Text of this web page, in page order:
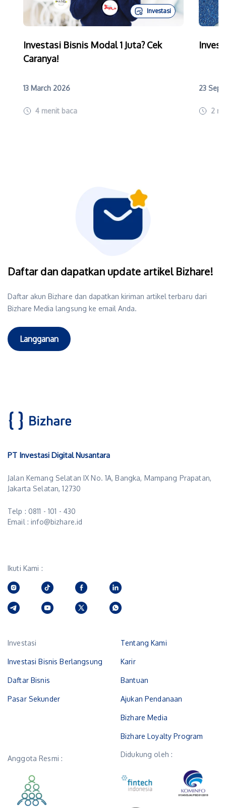
Investasi
Investasi Bisnis Modal 1 Juta? Cek
Caranya!
13 March 2026
4 menit baca
23
2
Daftar dan dapatkan update artikel Bizhare!
Daftar akun Bizhare dan dapatkan kiriman artikel terbaru dari
Bizhare Media langsung ke email Anda.
Langganan
PT Investasi Digital Nusantara
Jalan Kemang Selatan IX No. 1A, Bangka, Mampang Prapatan,
Jakarta Selatan, 12730
Telp : 0811 - 101 - 430
Email : info@bizhare.id
Ikuti Kami :
Investasi
Investasi Bisnis Berlangsung
Daftar Bisnis
Pasar Sekunder
Tentang Kami
Karir
Bantuan
Ajukan Pendanaan
Bizhare Media
Bizhare Loyalty Program
Anggota Resmi : Didukung oleh :